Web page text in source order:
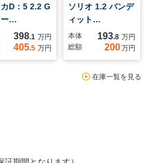
D：5 2.2 G
ー…
398.1 万円
405.5 万円
ソリオ 1.2 バンデ
ィット…
本体 193.8 万円
総額
200万円
在庫一覧を見る